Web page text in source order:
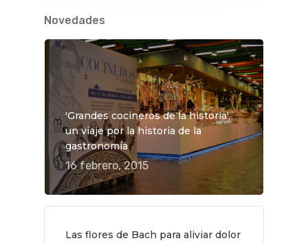
Novedades
'Grandes cocineros de la historia',
un viaje por la historia de la
gastronomía
16 febrero, 2015
Las flores de Bach para aliviar dolor